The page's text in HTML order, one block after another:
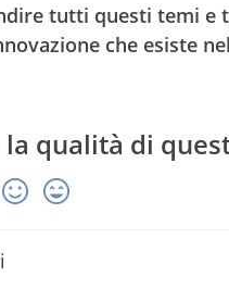
tutti questi temi e
che esiste
la qualità di